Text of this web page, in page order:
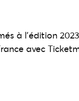
à l'édition
avec